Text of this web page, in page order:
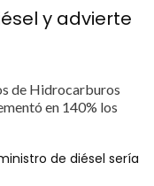
y advierte
de Hidrocarburos
en 140% los
de diésel sería